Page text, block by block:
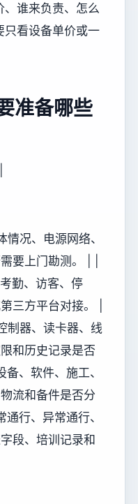
、谁来负责、怎么
只看设备单价或一
准备哪些
情况、电源网络、
要上门勘测。 | |
勤、访客、停
三方平台对接。 |
制器、读卡器、线
和历史记录是否
、软件、施工、
流和备件是否分
行、异常通行、
段、培训记录和